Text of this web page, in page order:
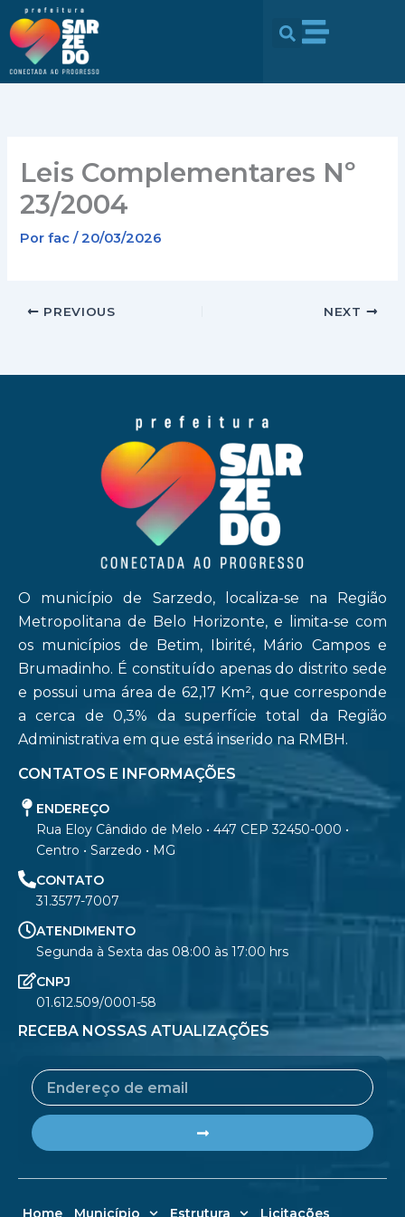
conteúdo
para
conteúdo
Leis Complementares Nº
23/2004
Porfac/20/03/2026
PREVIOUS NEXT
O município de Sarzedo, localiza-se na Região
Metropolitana de Belo Horizonte, e limita-se com
os municípios de Betim, Ibirité, Mário Campos e
Brumadinho. É constituído apenas do distrito sede
e possui uma área de 62,17 Km², que corresponde
a cerca de 0,3% da superfície total da Região
Administrativa em que está inserido na RMBH.
CONTATOS E INFORMAÇÕES
ENDEREÇO
Rua Eloy Cândido de Melo • 447 CEP 32450-000 •
Centro • Sarzedo • MG
CONTATO
31.3577-7007
ATENDIMENTO
Segunda à Sexta das 08:00 às 17:00 hrs
CNPJ
01.612.509/0001-58
RECEBA NOSSAS ATUALIZAÇÕES
Email
Home Município Estrutura Licitações